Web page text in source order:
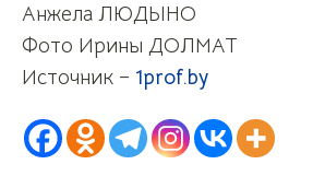
Анжела ЛЮДЫНО
Фото Ирины ДОЛМАТ
Источник – 1prof.by